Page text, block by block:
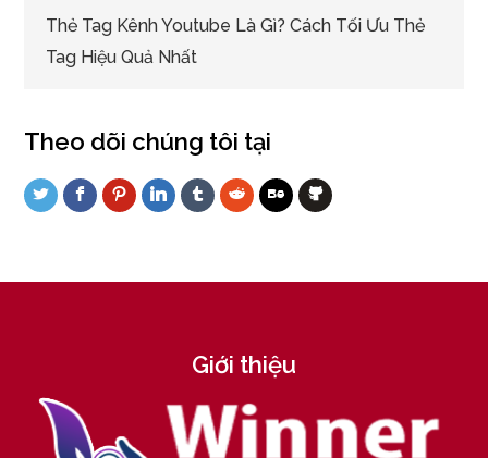
Thẻ Tag Kênh Youtube Là Gì? Cách Tối Ưu Thẻ
Tag Hiệu Quả Nhất
Theo dõi chúng tôi tại
Giới thiệu